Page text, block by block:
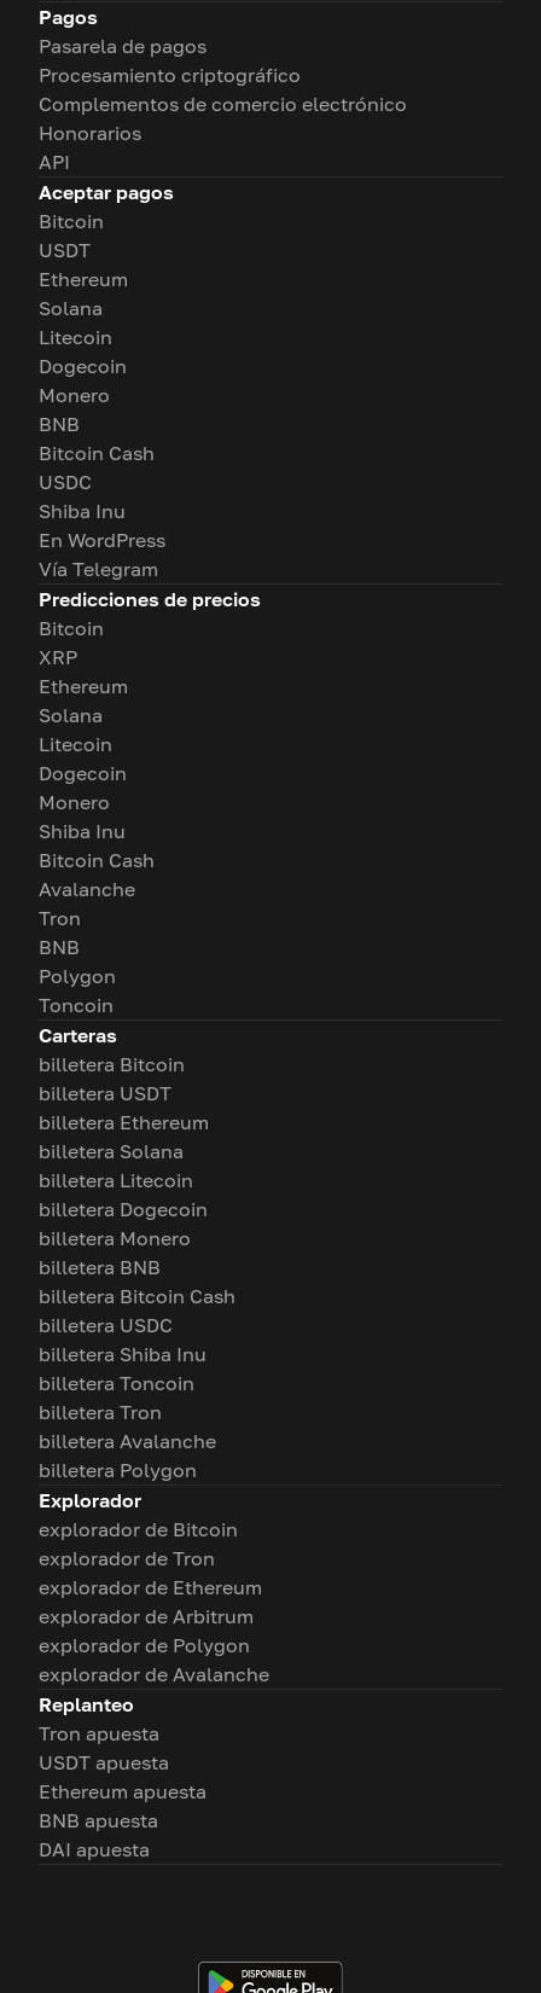
Pagos
Pasarela de pagos
Procesamiento criptográfico
Complementos de comercio electrónico
Honorarios
API
Aceptar pagos
Bitcoin
USDT
Ethereum
Solana
Litecoin
Dogecoin
Monero
BNB
Bitcoin Cash
USDC
Shiba Inu
En WordPress
Vía Telegram
Predicciones de precios
Bitcoin
XRP
Ethereum
Solana
Litecoin
Dogecoin
Monero
Shiba Inu
Bitcoin Cash
Avalanche
Tron
BNB
Polygon
Toncoin
Carteras
billetera Bitcoin
billetera USDT
billetera Ethereum
billetera Solana
billetera Litecoin
billetera Dogecoin
billetera Monero
billetera BNB
billetera Bitcoin Cash
billetera USDC
billetera Shiba Inu
billetera Toncoin
billetera Tron
billetera Avalanche
billetera Polygon
Explorador
explorador de Bitcoin
explorador de Tron
explorador de Ethereum
explorador de Arbitrum
explorador de Polygon
explorador de Avalanche
Replanteo
Tron apuesta
USDT apuesta
Ethereum apuesta
BNB apuesta
DAI apuesta